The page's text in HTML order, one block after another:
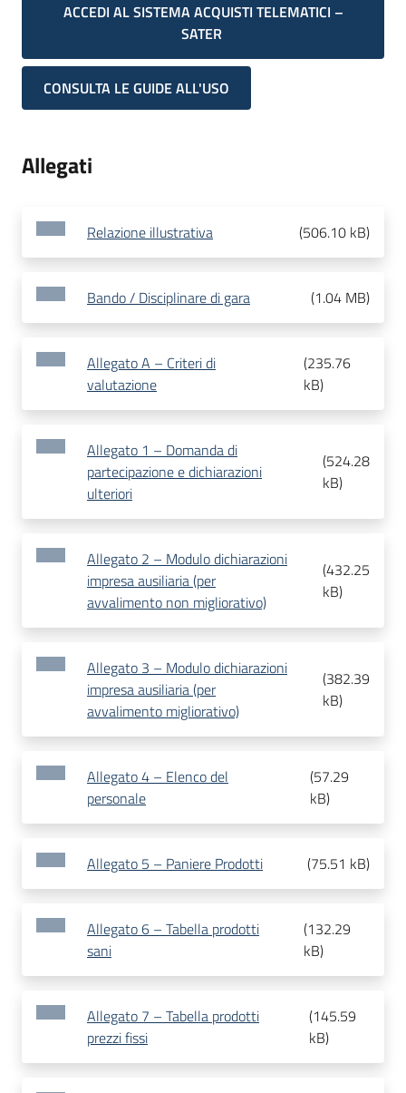
ACCEDI AL SISTEMA ACQUISTI TELEMATICI –
SATER
CONSULTA LE GUIDE ALL'USO
Allegati
Relazione illustrativa (506.10 kB)
Bando / Disciplinare di gara (1.04 MB)
Allegato A – Criteri di
valutazione
(235.76
kB)
Allegato 1 – Domanda di
partecipazione e dichiarazioni
ulteriori
(524.28
kB)
Allegato 2 – Modulo dichiarazioni
impresa ausiliaria (per
avvalimento non migliorativo)
(432.25
kB)
Allegato 3 – Modulo dichiarazioni
impresa ausiliaria (per
avvalimento migliorativo)
(382.39
kB)
Allegato 4 – Elenco del
personale
(57.29
kB)
Allegato 5 – Paniere Prodotti (75.51 kB)
Allegato 6 – Tabella prodotti
sani
(132.29
kB)
Allegato 7 – Tabella prodotti
prezzi fissi
(145.59
kB)